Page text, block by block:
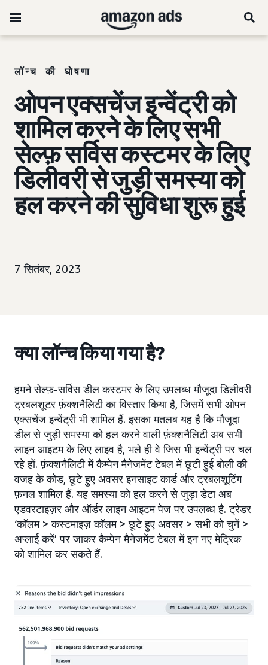
लॉन्च की घोषणा
ओपन एक्सचेंज इन्वेंट्री को
शामिल करने के लिए सभी
सेल्फ़ सर्विस कस्टमर के लिए
डिलीवरी से जुड़ी समस्या को
हल करने की सुविधा शुरू हुई
7 सितंबर, 2023
क्या लॉन्च किया गया है?
हमने सेल्फ़-सर्विस डील कस्टमर के लिए उपलब्ध मौजूदा डिलीवरी
ट्रबलशूटर फ़ंक्शनैलिटी का विस्तार किया है, जिसमें सभी ओपन
एक्सचेंज इन्वेंट्री भी शामिल हैं. इसका मतलब यह है कि मौजूदा
डील से जुड़ी समस्या को हल करने वाली फ़ंक्शनैलिटी अब सभी
लाइन आइटम के लिए लाइव है, भले ही वे जिस भी इन्वेंट्री पर चल
रहे हों. फ़ंक्शनैलिटी में कैम्पेन मैनेजमेंट टेबल में छूटी हुई बोली की
वजह के कोड, छूटे हुए अवसर इनसाइट कार्ड और ट्रबलशूटिंग
फ़नल शामिल हैं. यह समस्या को हल करने से जुड़ा डेटा अब
एडवरटाइज़र और ऑर्डर लाइन आइटम पेज पर उपलब्ध है. ट्रेडर
‘कॉलम > कस्टमाइज़ कॉलम > छूटे हुए अवसर > सभी को चुनें >
अप्लाई करें’ पर जाकर कैम्पेन मैनेजमेंट टेबल में इन नए मेट्रिक
को शामिल कर सकते हैं.